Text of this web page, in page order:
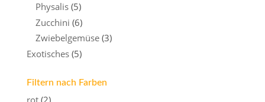
Physalis (5)
Zucchini (6)
Zwiebelgemüse (3)
Exotisches (5)
Filtern nach Farben
rot (2)